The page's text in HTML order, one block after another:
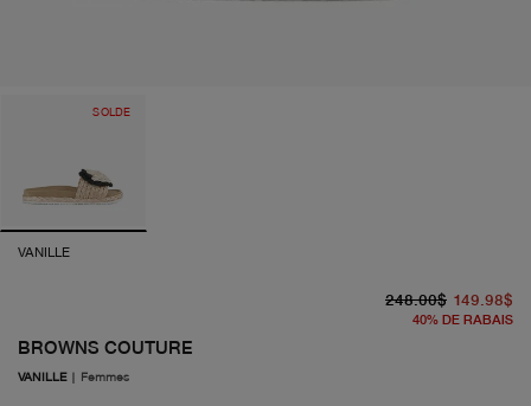
SOLDE
VANILLE
BROWNS COUTURE
VANILLE| Femmes
248.00$ 149.98$
40% DE RABAIS